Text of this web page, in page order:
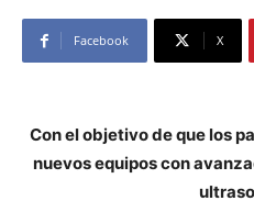
Facebook X
Con el objetivo de que los
nuevos equipos con